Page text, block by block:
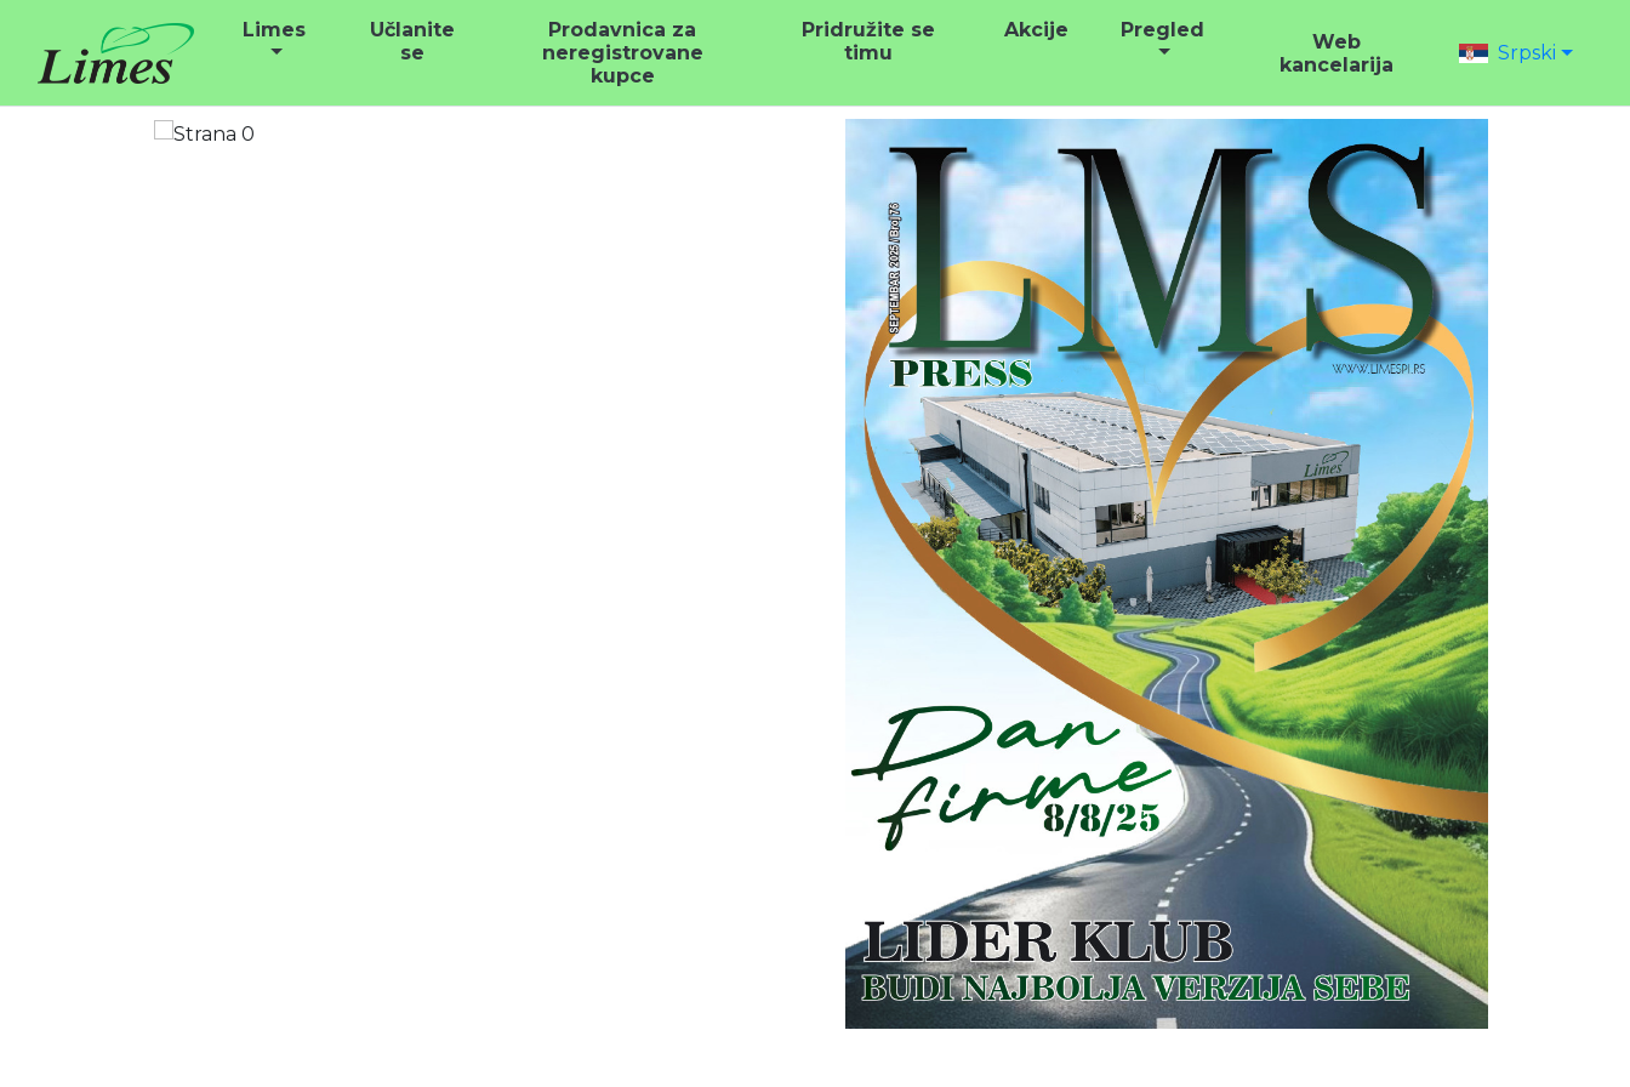
Limes
Učlanite
se
Prodavnica za
neregistrovane
kupce
Pridružite se
timu
Akcije Pregled
Web
kancelarija
Srpski